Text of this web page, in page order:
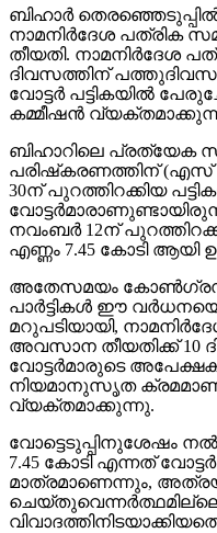
ബിഹാര്‍
നാമനിര്‍ദേശ പത്രിക
തീയതി. നാമനിര്‍ദേശ
ദിവസത്തിന്
വോട്ടര്‍ പട്ടികയില്‍
കമ്മീഷന്‍
ബിഹാറിലെ പ്രത്യേക
പരിഷ്‌കരണത്തിന്
30ന് പുറത്തിറക്കിയ
നവംബര്‍ 12ന്
എണ്ണം 7.45 കോടി ആയി
അതേസമയം
പാര്‍ട്ടികള്‍ ഈ
മറുപടിയായി,
അവസാന തീയതിക്ക് 10
വോട്ടര്‍മാരുടെ
നിയമാനുസൃത
വ്യക്തമാക്കുന്നു.
വോട്ടെടുപ്പിനുശേഷം
7.45 കോടി എന്നത്
മാത്രമാണെന്നും,